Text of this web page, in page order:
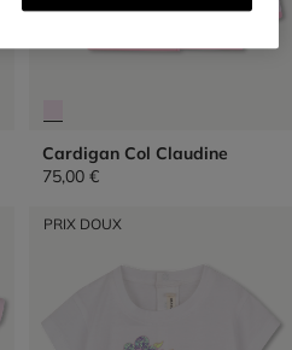
Cardigan Col Claudine
75,00 €
PRIX DOUX